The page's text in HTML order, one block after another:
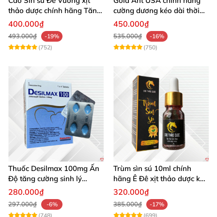
thảo dược chính hãng Tăng
cường sinh lực tốt
400.000₫
493.000₫
-19%
(752)
cường dương kéo dài thời
gian - Kiến Vàng Đen Tây
450.000₫
535.000₫
-16%
(750)
Thuốc Desilmax 100mg Ấn
Độ tăng cường sinh lý
cường dương hiệu quả
280.000₫
297.000₫
-6%
(748)
Trùm sìn sú 10ml chính
hãng Ê Đê xịt thảo dược kéo
dài quan hệ
320.000₫
385.000₫
-17%
(699)